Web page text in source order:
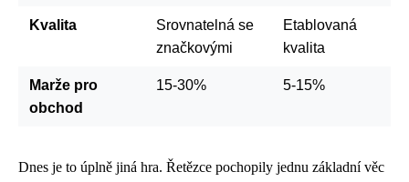
Kvalita
Srovnatelná se
značkovými
Etablovaná
kvalita
Marže pro
obchod
15-30% 5-15%
Dnes je to úplně jiná hra. Řetězce pochopily jednu základní věc